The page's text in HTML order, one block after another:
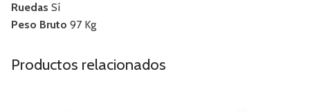
Ruedas Sí
Peso Bruto 97 Kg
Productos relacionados